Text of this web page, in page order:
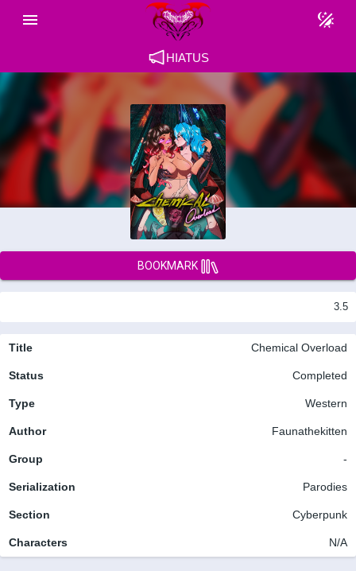
HIATUS
BOOKMARK
3.5
Title Chemical Overload
Status Completed
Type Western
Author Faunathekitten
Group -
Serialization Parodies
Section Cyberpunk
Characters N/A